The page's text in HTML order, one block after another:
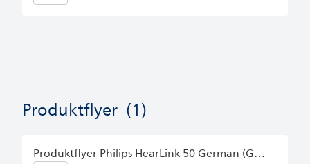
Produktflyer (1)
Produktflyer Philips HearLink 50 German (Germany)